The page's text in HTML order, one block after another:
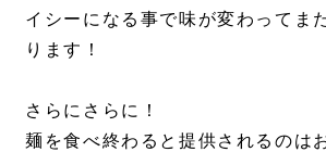
イシーになる事で味が変わってま
ります！
さらにさらに！
麺を食べ終わると提供されるのは